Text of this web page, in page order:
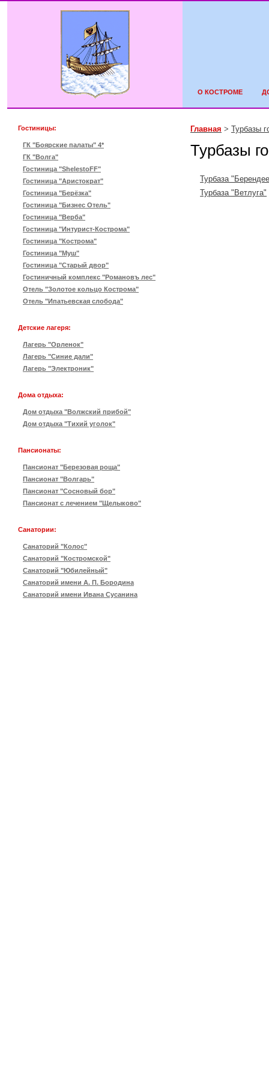
О КОСТРОМЕ
Гостиницы:
ГК "Боярские палаты" 4*
ГК "Волга"
Гостиница "ShelestoFF"
Гостиница "Аристократ"
Гостиница "Берёзка"
Гостиница "Бизнес Отель"
Гостиница "Верба"
Гостиница "Интурист-Кострома"
Гостиница "Кострома"
Гостиница "Муш"
Гостиница "Старый двор"
Гостиничный комплекс "Романовъ лес"
Отель "Золотое кольцо Кострома"
Отель "Ипатьевская слобода"
Детские лагеря:
Лагерь "Орленок"
Лагерь "Синие дали"
Лагерь "Электроник"
Дома отдыха:
Дом отдыха "Волжский прибой"
Дом отдыха "Тихий уголок"
Пансионаты:
Пансионат "Березовая роща"
Пансионат "Волгарь"
Пансионат "Сосновый бор"
Пансионат с лечением "Щелыково"
Санатории:
Санаторий "Колос"
Санаторий "Костромской"
Санаторий "Юбилейный"
Санаторий имени А. П. Бородина
Санаторий имени Ивана Сусанина
Главная > Турбазы
Турбазы
Турбаза
Турбаза "Ветлуга"